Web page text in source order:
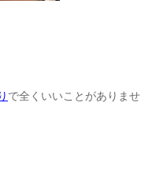
で全くいいことがありませ